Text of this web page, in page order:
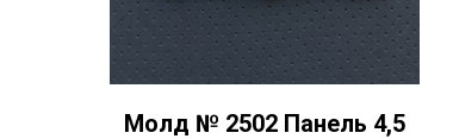
Молд № 2502 Панель 4,5